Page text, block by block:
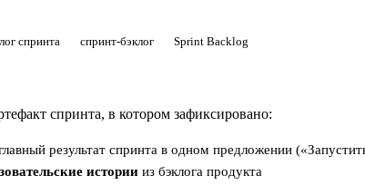
спринта спринт-бэклог Sprint Backlog
спринта, в котором зафиксировано:
результат спринта в одном предложении
истории из бэклога продукта